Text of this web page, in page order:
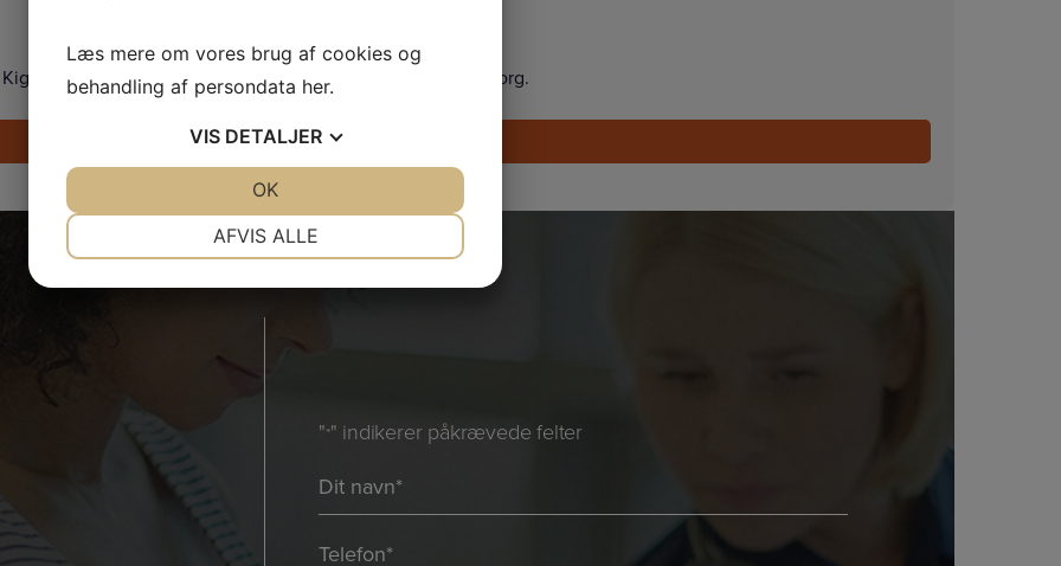
Kig forbi og prøv vores Tanita vægte i vores showroom i Søborg.
Find vej
"*" indikerer påkrævede felter
Navn
*
Telefon
Læs mere om vores brug af cookies og
behandling af persondata her.
VIS DETALJER
AFVIS ALLE
OK